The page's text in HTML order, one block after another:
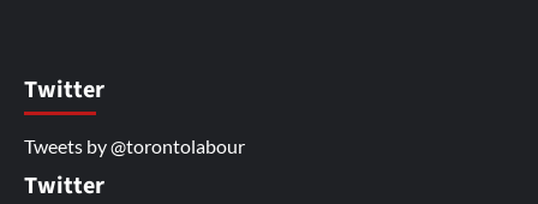
Twitter
Tweets by @torontolabour
Twitter